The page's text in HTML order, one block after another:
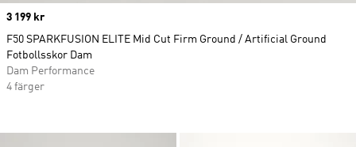
Price
3 199 kr
F50 SPARKFUSION ELITE Mid Cut Firm Ground / Artificial Ground
Fotbollsskor Dam
Dam Performance
4 färger